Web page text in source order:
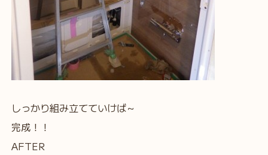
しっかり組み立てていけば～
完成！！
AFTER